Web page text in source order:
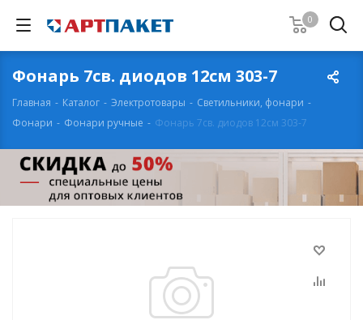
0
Фонарь 7св. диодов 12см 303-7
Главная - Каталог - Электротовары - Светильники, фонари -
Фонари - Фонари ручные - Фонарь 7св. диодов 12см 303-7